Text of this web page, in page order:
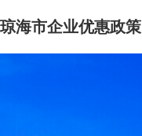
琼海市企业优惠政策